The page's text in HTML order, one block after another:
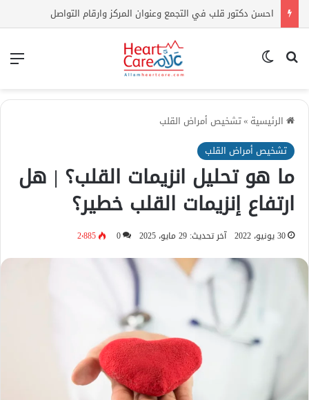
احسن دكتور قلب في التجمع وعنوان المركز وارقام التواصل
بحث عن
الرئيسية »تشخيص أمراض القلب
تشخيص أمراض القلب
ما هو تحليل انزيمات القلب؟ | هل
ارتفاع إنزيمات القلب خطير؟
30 يونيو، 2022 آخر تحديث: 29 مايو، 2025 0 2٬885